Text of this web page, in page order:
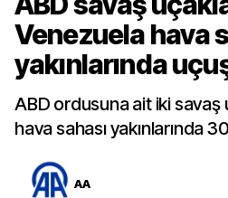
Venezuela hava
yakınlarında
ABD ordusuna ait iki savaş
hava sahası yakınlarında
AA